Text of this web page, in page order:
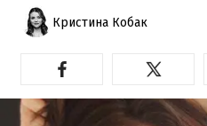
Кристина Кобак